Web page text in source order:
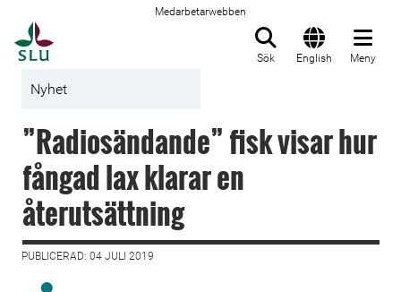
Medarbetarwebben
Sök English Meny
Nyhet
”Radiosändande” fisk visar hur
fångad lax klarar en
återutsättning
PUBLICERAD: 04 JULI 2019